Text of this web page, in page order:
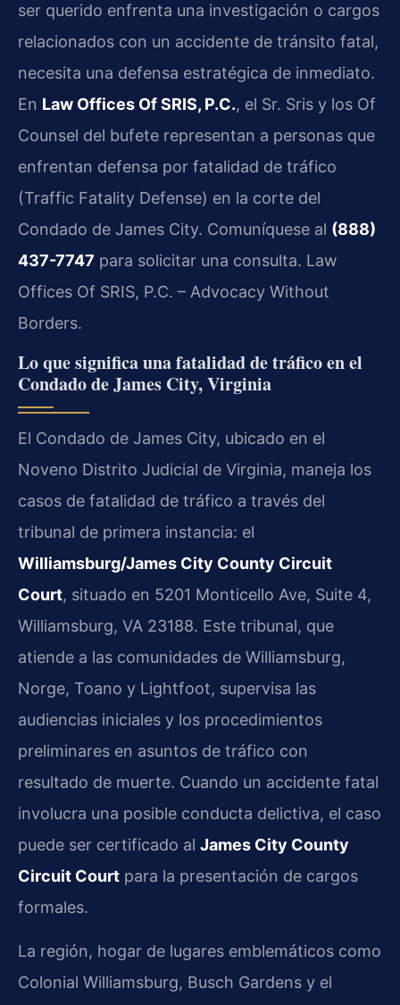
ser querido enfrenta una investigación o cargos
relacionados con un accidente de tránsito fatal,
necesita una defensa estratégica de inmediato.
En Law Offices Of SRIS, P.C., el Sr. Sris y los Of
Counsel del bufete representan a personas que
enfrentan defensa por fatalidad de tráfico
(Traffic Fatality Defense) en la corte del
Condado de James City. Comuníquese al (888)
437-7747 para solicitar una consulta. Law
Offices Of SRIS, P.C. – Advocacy Without
Borders.
Lo que significa una fatalidad de tráfico en el
Condado de James City, Virginia
El Condado de James City, ubicado en el
Noveno Distrito Judicial de Virginia, maneja los
casos de fatalidad de tráfico a través del
tribunal de primera instancia: el
Williamsburg/James City County Circuit
Court, situado en 5201 Monticello Ave, Suite 4,
Williamsburg, VA 23188. Este tribunal, que
atiende a las comunidades de Williamsburg,
Norge, Toano y Lightfoot, supervisa las
audiencias iniciales y los procedimientos
preliminares en asuntos de tráfico con
resultado de muerte. Cuando un accidente fatal
involucra una posible conducta delictiva, el caso
puede ser certificado al James City County
Circuit Court para la presentación de cargos
formales.
La región, hogar de lugares emblemáticos como
Colonial Williamsburg, Busch Gardens y el